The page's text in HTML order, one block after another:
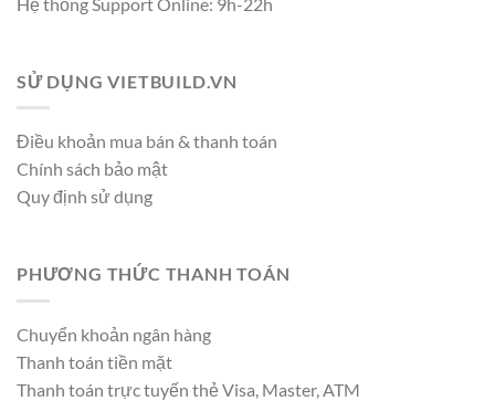
SỬ DỤNG VIETBUILD.VN
Điều khoản mua bán & thanh toán
Chính sách bảo mật
Quy định sử dụng
PHƯƠNG THỨC THANH TOÁN
Chuyển khoản ngân hàng
Thanh toán tiền mặt
Thanh toán trực tuyến thẻ Visa, Master, ATM